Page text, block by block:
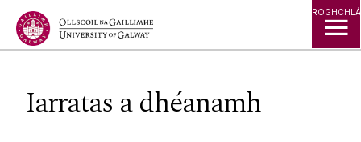
Léim go Ábhar
Iarratas a dhéanamh